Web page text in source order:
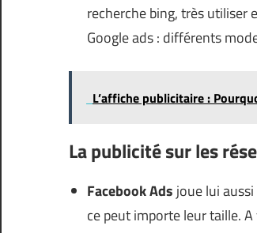
recherche bing, très utiliser
Google ads : différents
L’affiche publicitaire :
La publicité sur les
Facebook Ads joue lui
ce peut importe leur taille.